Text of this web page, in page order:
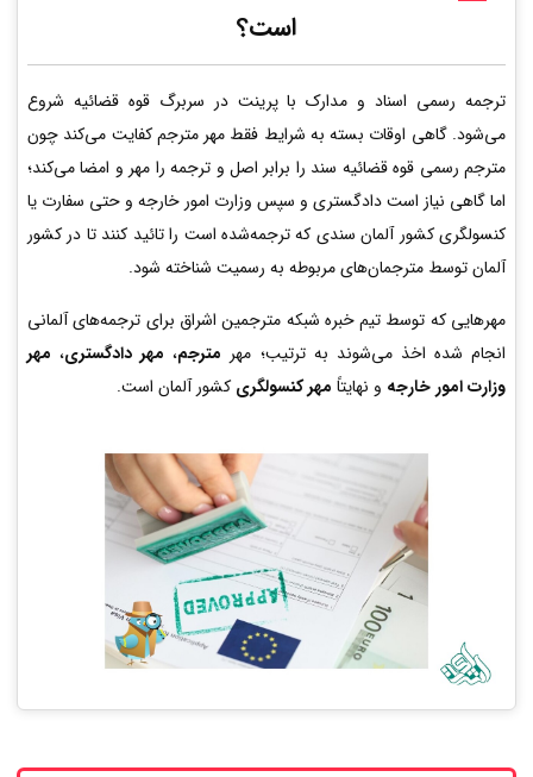
است؟
ترجمه رسمی اسناد و مدارک با پرینت در سربرگ قوه قضائیه شروع
می‌شود. گاهی اوقات بسته به شرایط فقط مهر مترجم کفایت می‌کند چون
مترجم رسمی قوه قضائیه سند را برابر اصل و ترجمه را مهر و امضا می‌کند؛
اما گاهی نیاز است دادگستری و سپس وزارت امور خارجه و حتی سفارت یا
کنسولگری کشور آلمان سندی که ترجمه‌شده است را تائید کنند تا در کشور
آلمان توسط مترجمان‌های مربوطه به رسمیت شناخته شود.
مهرهایی که توسط تیم خبره شبکه مترجمین اشراق برای ترجمه‌های آلمانی
انجام شده اخذ می‌شوند به ترتیب؛ مهر مترجم، مهر دادگستری، مهر
وزارت امور خارجه و نهایتاً مهر کنسولگری کشور آلمان است.